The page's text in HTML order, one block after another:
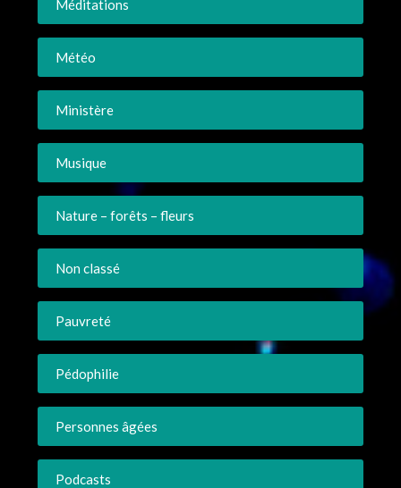
Méditations
Météo
Ministère
Musique
Nature – forêts – fleurs
Non classé
Pauvreté
Pédophilie
Personnes âgées
Podcasts